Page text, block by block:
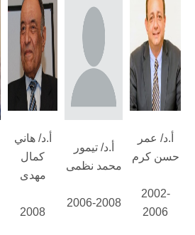
أ.د/ هاني
كمال
مهدى
2008
أ.د/ تيمور
محمد نظمى
2006-2008
أ.د/ عمر
حسن كرم
2002-
2006